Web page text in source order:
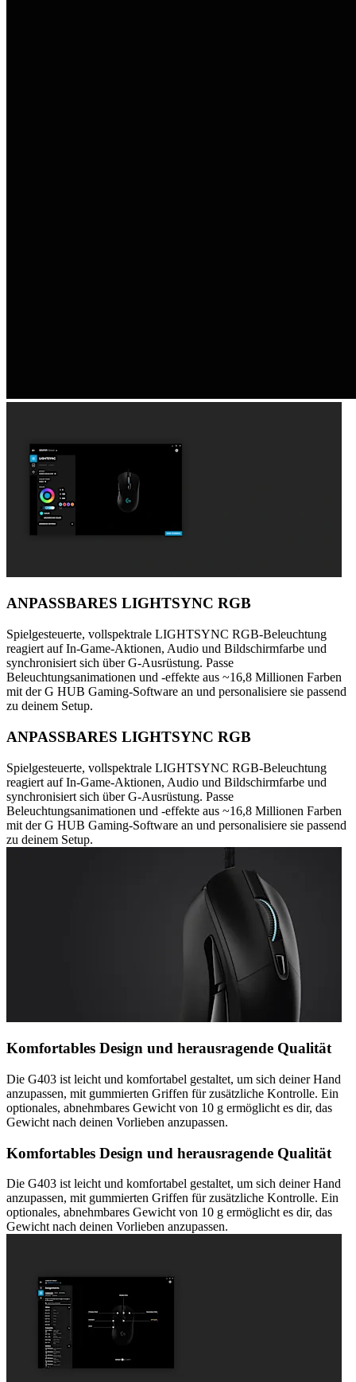
ANPASSBARES LIGHTSYNC RGB
Spielgesteuerte, vollspektrale LIGHTSYNC RGB-Beleuchtung
reagiert auf In-Game-Aktionen, Audio und Bildschirmfarbe und
synchronisiert sich über G-Ausrüstung. Passe
Beleuchtungsanimationen und -effekte aus ~16,8 Millionen Farben
mit der G HUB Gaming-Software an und personalisiere sie passend
zu deinem Setup.
ANPASSBARES LIGHTSYNC RGB
Spielgesteuerte, vollspektrale LIGHTSYNC RGB-Beleuchtung
reagiert auf In-Game-Aktionen, Audio und Bildschirmfarbe und
synchronisiert sich über G-Ausrüstung. Passe
Beleuchtungsanimationen und -effekte aus ~16,8 Millionen Farben
mit der G HUB Gaming-Software an und personalisiere sie passend
zu deinem Setup.
Komfortables Design und herausragende Qualität
Die G403 ist leicht und komfortabel gestaltet, um sich deiner Hand
anzupassen, mit gummierten Griffen für zusätzliche Kontrolle. Ein
optionales, abnehmbares Gewicht von 10 g ermöglicht es dir, das
Gewicht nach deinen Vorlieben anzupassen.
Komfortables Design und herausragende Qualität
Die G403 ist leicht und komfortabel gestaltet, um sich deiner Hand
anzupassen, mit gummierten Griffen für zusätzliche Kontrolle. Ein
optionales, abnehmbares Gewicht von 10 g ermöglicht es dir, das
Gewicht nach deinen Vorlieben anzupassen.